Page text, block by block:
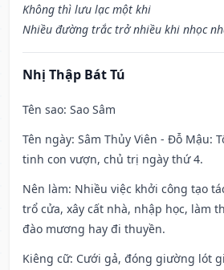
Không thì lưu lạc một khi
Nhiều đường trắc trở nhiều khi nhọc
Nhị Thập Bát Tú
Tên sao: Sao Sâm
Tên ngày: Sâm Thủy Viên - Đỗ Mậu:
tinh con vượn, chủ trị ngày thứ 4.
Nên làm: Nhiều việc khởi công tạo
trổ cửa, xây cất nhà, nhập học, làm
đào mương hay đi thuyền.
Kiêng cữ: Cưới gả, đóng giường lót